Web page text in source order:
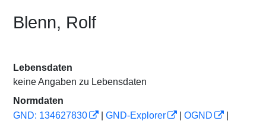
Blenn, Rolf
Lebensdaten
keine Angaben zu Lebensdaten
Normdaten
GND: 134627830
GND-Explorer OGND